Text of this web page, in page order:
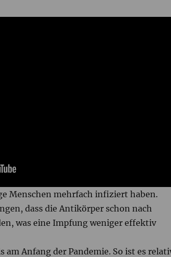
Menschen mehrfach infiziert haben.
dass die Antikörper schon nach
was eine Impfung weniger effektiv
am Anfang der Pandemie. So ist es